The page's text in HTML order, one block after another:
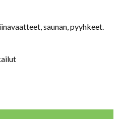
saunan, pyyhkeet.